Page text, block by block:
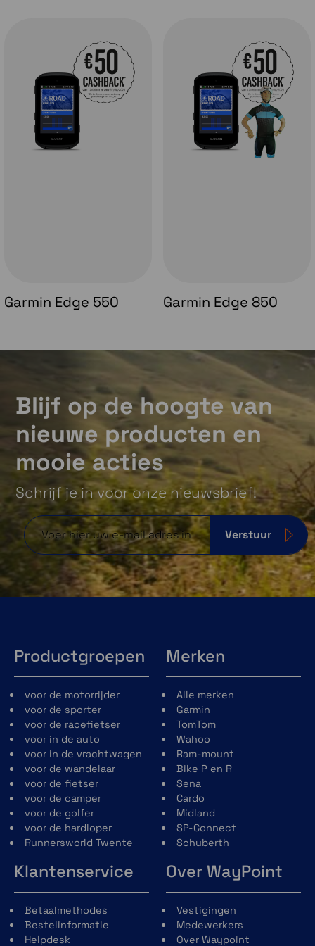
Garmin Edge 550 Garmin Edge 850
Blijf op de hoogte van
nieuwe producten en
mooie acties
Schrijf je in voor onze nieuwsbrief!
Verstuur
Productgroepen
voor de motorrijder
voor de sporter
voor de racefietser
voor in de auto
voor in de vrachtwagen
voor de wandelaar
voor de fietser
voor de camper
voor de golfer
voor de hardloper
Runnersworld Twente
Merken
Alle merken
Garmin
TomTom
Wahoo
Ram-mount
Bike P en R
Sena
Cardo
Midland
SP-Connect
Schuberth
Klantenservice
Betaalmethodes
Bestelinformatie
Helpdesk
Over WayPoint
Vestigingen
Medewerkers
Over Waypoint